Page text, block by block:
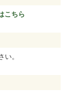
こちら
。